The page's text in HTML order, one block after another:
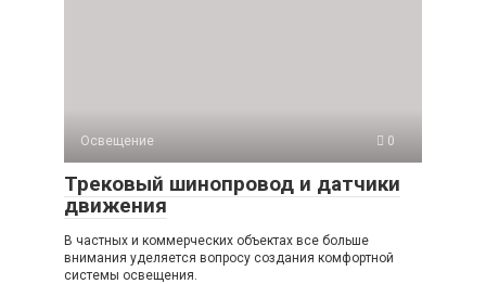
Освещение 0
Трековый шинопровод и датчики
движения
В частных и коммерческих объектах все больше
внимания уделяется вопросу создания комфортной
системы освещения.